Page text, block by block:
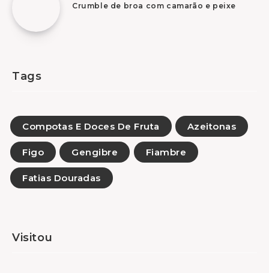
Crumble de broa com camarão e peixe
Tags
Compotas E Doces De Fruta Azeitonas
Figo Gengibre Fiambre
Fatias Douradas
Visitou